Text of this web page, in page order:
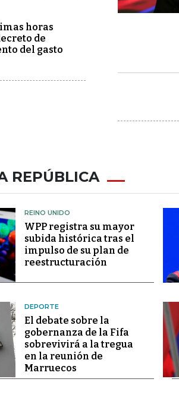
horas
de
del gasto
REPÚBLICA
REINO UNIDO
WPP registra su mayor
subida histórica tras el
impulso de su plan de
reestructuración
DEPORTE
El debate sobre la
gobernanza de la Fifa
sobrevivirá a la tregua
en la reunión de
Marruecos